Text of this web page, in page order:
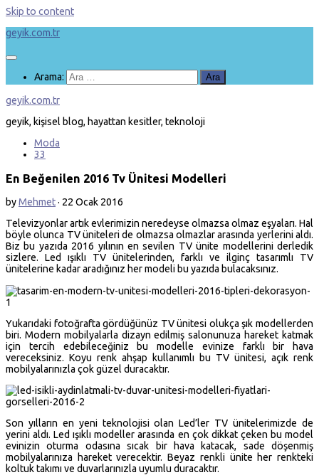
Skip to content
geyik.com.tr
Arama:
geyik.com.tr
geyik, kişisel blog, hayattan kesitler, teknoloji
Moda
33
En Beğenilen 2016 Tv Ünitesi Modelleri
byMehmet· 22 Ocak 2016
Televizyonlar artık evlerimizin neredeyse olmazsa olmaz eşyaları. Hal
böyle olunca TV üniteleri de olmazsa olmazlar arasında yerlerini aldı.
Biz bu yazıda 2016 yılının en sevilen TV ünite modellerini derledik
sizlere. Led ışıklı TV ünitelerinden, farklı ve ilginç tasarımlı TV
ünitelerine kadar aradığınız her modeli bu yazıda bulacaksınız.
Yukarıdaki fotoğrafta gördüğünüz TV ünitesi olukça şık modellerden
biri. Modern mobilyalarla dizayn edilmiş salonunuza hareket katmak
için tercih edebileceğiniz bu modelle evinize farklı bir hava
vereceksiniz. Koyu renk ahşap kullanımlı bu TV ünitesi, açık renk
mobilyalarınızla çok güzel duracaktır.
Son yılların en yeni teknolojisi olan Led’ler TV ünitelerimizde de
yerini aldı. Led ışıklı modeller arasında en çok dikkat çeken bu model
evinizin oturma odasına sıcak bir hava katacak, sade döşenmiş
mobilyalarınıza hareket verecektir. Beyaz renkli ünite her renkteki
koltuk takımı ve duvarlarınızla uyumlu duracaktır.